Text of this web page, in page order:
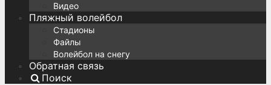
Видео
Пляжный волейбол
Стадионы
Файлы
Волейбол на снегу
Обратная связь
Поиск